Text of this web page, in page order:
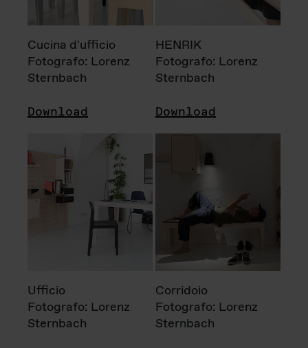
Cucina d'ufficio
Fotografo: Lorenz
Sternbach
Download
HENRIK
Fotografo: Lorenz
Sternbach
Download
Ufficio
Fotografo: Lorenz
Sternbach
Corridoio
Fotografo: Lorenz
Sternbach